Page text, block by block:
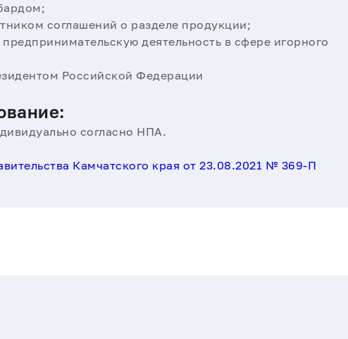
соглашений о разделе продукции;
деятельность в сфере игорного
Российской Федерации
согласно НПА.
Камчатского края от 23.08.2021 № 369-П